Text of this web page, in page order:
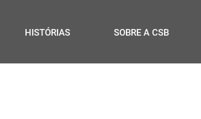
HISTÓRIAS SOBRE A CSB